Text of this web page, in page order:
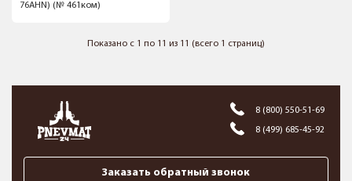
76AHN) (№ 461ком)
Показано с 1 по 11 из 11 (всего 1 страниц)
8 (800) 550-51-69
8 (499) 685-45-92
Заказать обратный звонок